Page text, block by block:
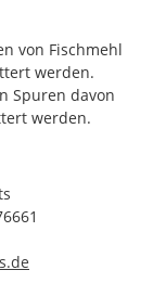
von Fischmehl
werden.
Spuren davon
werden.